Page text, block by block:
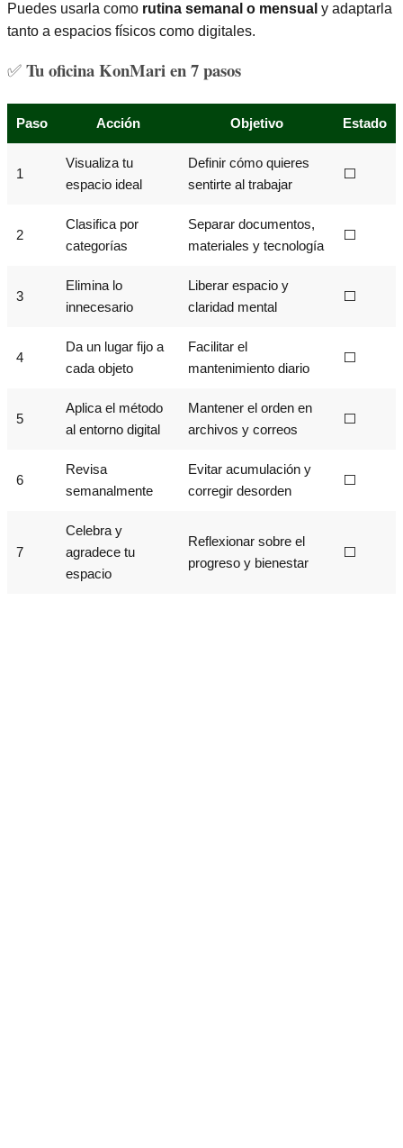
Puedes usarla como rutina semanal o mensual y adaptarla
tanto a espacios físicos como digitales.
✅ Tu oficina KonMari en 7 pasos
Paso Acción Objetivo Estado
1
Visualiza tu
espacio ideal
Definir cómo quieres
sentirte al trabajar
⬜
2
Clasifica por
categorías
Separar documentos,
materiales y tecnología
⬜
3
Elimina lo
innecesario
Liberar espacio y
claridad mental
⬜
4
Da un lugar fijo a
cada objeto
Facilitar el
mantenimiento diario
⬜
5
Aplica el método
al entorno digital
Mantener el orden en
archivos y correos
⬜
6
Revisa
semanalmente
Evitar acumulación y
corregir desorden
⬜
7
Celebra y
agradece tu
espacio
Reflexionar sobre el
progreso y bienestar
⬜